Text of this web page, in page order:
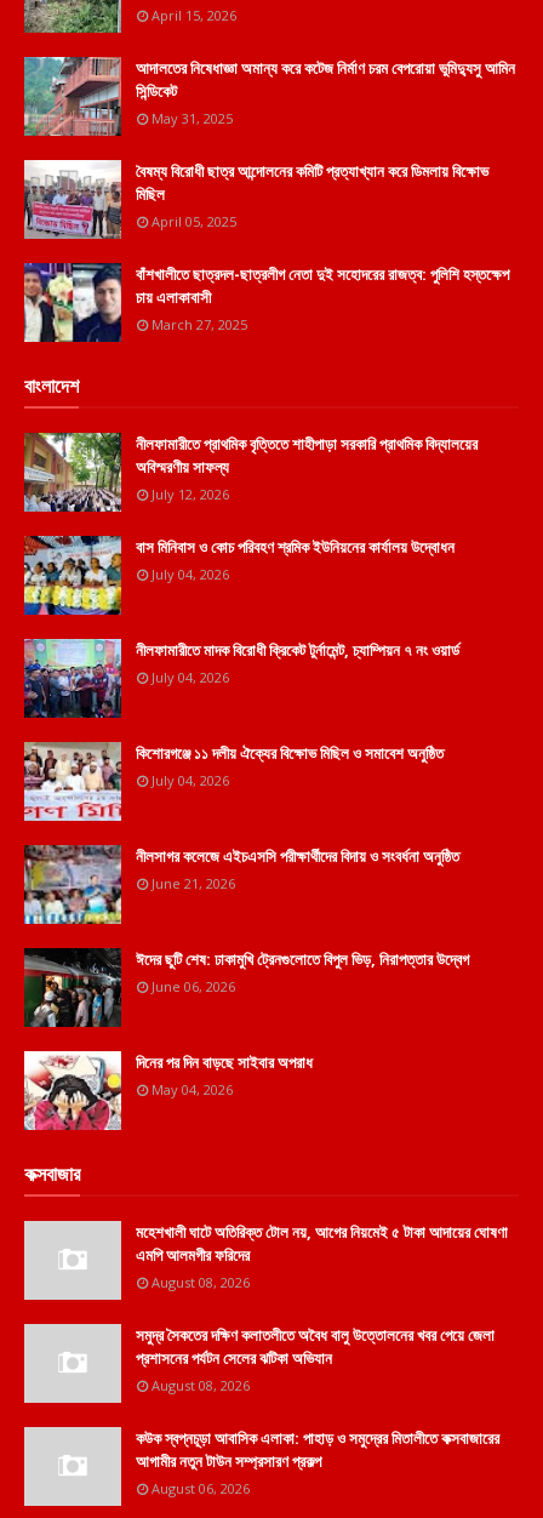
April 15, 2026
আদালতের নিষেধাজ্ঞা অমান্য করে কটেজ নির্মাণ চরম বেপরোয়া ভুমিদ্যুসু আমিন
সিন্ডিকেট
May 31, 2025
বৈষম্য বিরোধী ছাত্র আন্দোলনের কমিটি প্রত্যাখ্যান করে ডিমলায় বিক্ষোভ
মিছিল
April 05, 2025
বাঁশখালীতে ছাত্রদল-ছাত্রলীগ নেতা দুই সহোদরের রাজত্ব: পুলিশি হস্তক্ষেপ
চায় এলাকাবাসী
March 27, 2025
বাংলাদেশ
নীলফামারীতে প্রাথমিক বৃত্তিতে শাহীপাড়া সরকারি প্রাথমিক বিদ্যালয়ের
অবিস্মরণীয় সাফল্য
July 12, 2026
বাস মিনিবাস ও কোচ পরিবহণ শ্রমিক ইউনিয়নের কার্যালয় উদ্বোধন
July 04, 2026
নীলফামারীতে মাদক বিরোধী ক্রিকেট টুর্নামেন্ট, চ্যাম্পিয়ন ৭ নং ওয়ার্ড
July 04, 2026
কিশোরগঞ্জে ১১ দলীয় ঐক্যের বিক্ষোভ মিছিল ও সমাবেশ অনুষ্ঠিত
July 04, 2026
নীলসাগর কলেজে এইচএসসি পরীক্ষার্থীদের বিদায় ও সংবর্ধনা অনুষ্ঠিত
June 21, 2026
ঈদের ছুটি শেষ: ঢাকামুখি ট্রেনগুলোতে বিপুল ভিড়, নিরাপত্তার উদ্বেগ
June 06, 2026
দিনের পর দিন বাড়ছে সাইবার অপরাধ
May 04, 2026
কক্সবাজার
মহেশখালী ঘাটে অতিরিক্ত টোল নয়, আগের নিয়মেই ৫ টাকা আদায়ের ঘোষণা
এমপি আলমগীর ফরিদের
August 08, 2026
সমুদ্র সৈকতের দক্ষিণ কলাতলীতে অবৈধ বালু উত্তোলনের খবর পেয়ে জেলা
প্রশাসনের পর্যটন সেলের ঝটিকা অভিযান
August 08, 2026
কউক স্বপ্নচূড়া আবাসিক এলাকা: পাহাড় ও সমুদ্রের মিতালীতে কক্সবাজারের
আগামীর নতুন টাউন সম্প্রসারণ প্রকল্প
August 06, 2026